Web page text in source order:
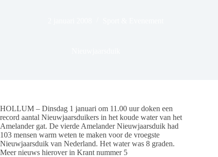
HOLLUM – Dinsdag 1 januari om 11.00 uur doken een
record aantal Nieuwjaarsduikers in het koude water van het
Amelander gat. De vierde Amelander Nieuwjaarsduik had
103 mensen warm weten te maken voor de vroegste
Nieuwjaarsduik van Nederland. Het water was 8 graden.
Meer nieuws hierover in Krant nummer 5